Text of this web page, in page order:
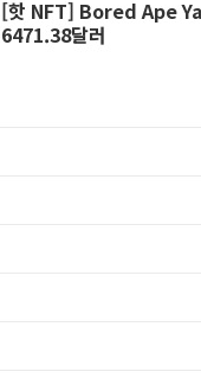
[핫 NFT] Bored Ape
6471.38달러